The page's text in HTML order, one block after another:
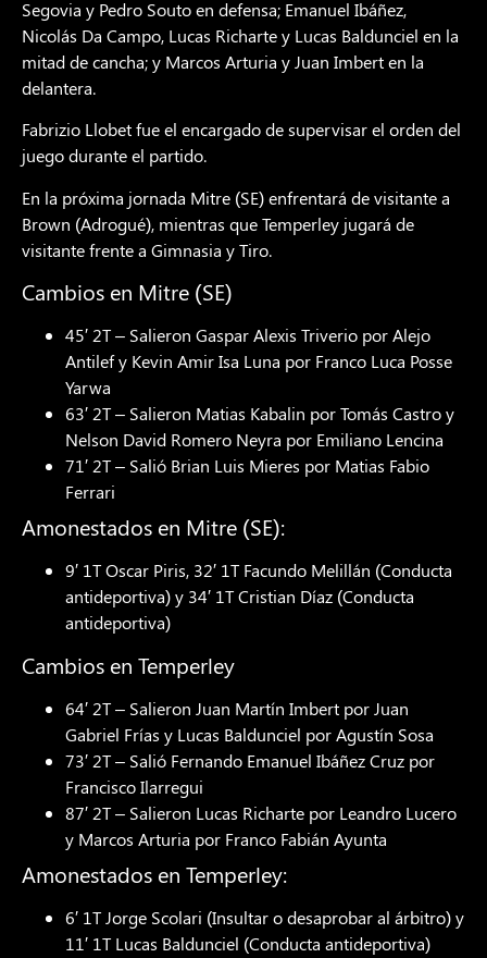
Segovia y Pedro Souto en defensa; Emanuel Ibáñez,
Nicolás Da Campo, Lucas Richarte y Lucas Baldunciel en la
mitad de cancha; y Marcos Arturia y Juan Imbert en la
delantera.
Fabrizio Llobet fue el encargado de supervisar el orden del
juego durante el partido.
En la próxima jornada Mitre (SE) enfrentará de visitante a
Brown (Adrogué), mientras que Temperley jugará de
visitante frente a Gimnasia y Tiro.
Cambios en Mitre (SE)
45′ 2T – Salieron Gaspar Alexis Triverio por Alejo
Antilef y Kevin Amir Isa Luna por Franco Luca Posse
Yarwa
63′ 2T – Salieron Matias Kabalin por Tomás Castro y
Nelson David Romero Neyra por Emiliano Lencina
71′ 2T – Salió Brian Luis Mieres por Matias Fabio
Ferrari
Amonestados en Mitre (SE):
9′ 1T Oscar Piris, 32′ 1T Facundo Melillán (Conducta
antideportiva) y 34′ 1T Cristian Díaz (Conducta
antideportiva)
Cambios en Temperley
64′ 2T – Salieron Juan Martín Imbert por Juan
Gabriel Frías y Lucas Baldunciel por Agustín Sosa
73′ 2T – Salió Fernando Emanuel Ibáñez Cruz por
Francisco Ilarregui
87′ 2T – Salieron Lucas Richarte por Leandro Lucero
y Marcos Arturia por Franco Fabián Ayunta
Amonestados en Temperley:
6′ 1T Jorge Scolari (Insultar o desaprobar al árbitro) y
11′ 1T Lucas Baldunciel (Conducta antideportiva)